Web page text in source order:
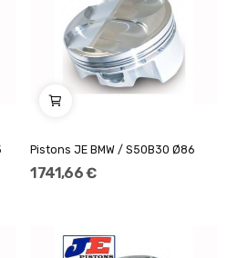
Pistons JE BMW / S50B30 Ø86
1 741,66 €